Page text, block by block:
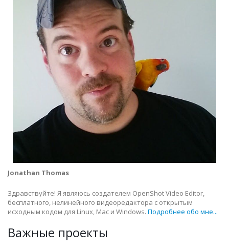
Jonathan Thomas
Здравствуйте! Я являюсь создателем OpenShot Video Editor,
бесплатного, нелинейного видеоредактора с открытым
исходным кодом для Linux, Mac и Windows. Подробнее обо мне...
Важные проекты